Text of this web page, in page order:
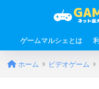
ゲームマルシェとは
ホーム ビデオゲーム